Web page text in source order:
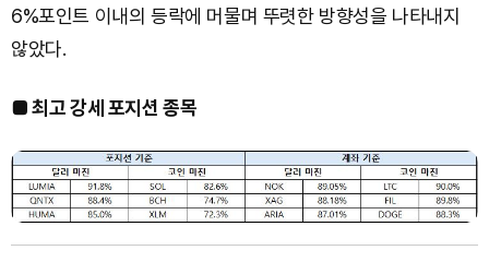
6%포인트 이내의 등락에 머물며 뚜렷한 방향성을 나타내지
않았다.
■ 최고 강세 포지션 종목